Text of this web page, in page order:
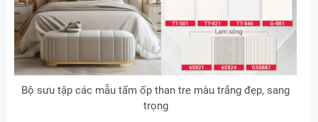
Bộ sưu tập các mẫu tấm ốp than tre màu trắng đẹp, sang
trọng